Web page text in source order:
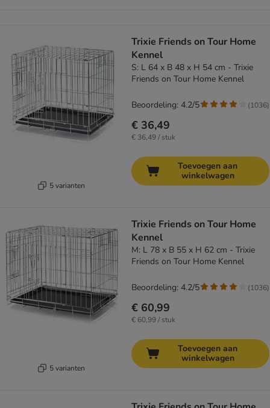
5 varianten
Trixie Friends on Tour Home
Kennel
S: L 64 x B 48 x H 54 cm - Trixie
Friends on Tour Home Kennel
€ 36,49
€ 36,49 / stuk
Beoordeling: 4.2/5 (1036)
Toevoegen aan
winkelwagen
5 varianten
Trixie Friends on Tour Home
Kennel
M: L 78 x B 55 x H 62 cm - Trixie
Friends on Tour Home Kennel
€ 60,99
€ 60,99 / stuk
Beoordeling: 4.2/5 (1036)
Toevoegen aan
winkelwagen